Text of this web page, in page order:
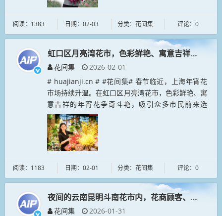
阅读：1383 日期：02-03 分类：花间集 评论：0
虹口区月亮湾花市，色彩鲜艳、寓意吉祥的年宵
花间集
2026-02-01
# huajianji.cn # #花间集# 春节临近，上海年宵花
市场持续升温。在虹口区月亮湾花市，色彩鲜艳、寓
意吉祥的年宵花争奇斗艳，吸引众多市民前来选
购。...
阅读：1183 日期：02-01 分类：花间集 评论：0
夜间的云南昆明斗南花市内，花商顾客、游客如织
花间集
2026-01-31